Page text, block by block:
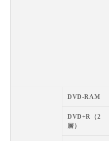
DVD-RAM
DVD+R（2
層）